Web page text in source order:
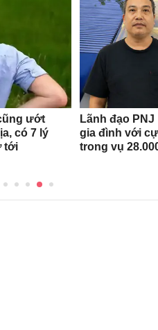
ướt
có 7 lý
tới
Lãnh đạo
gia đình với
trong vụ